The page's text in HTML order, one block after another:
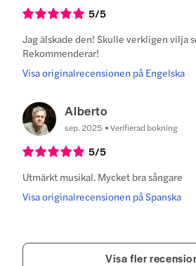
5/5
Jag älskade den! Skulle verkligen vilja
Rekommenderar!
Visa originalrecensionen på Engelska
Alberto
sep. 2025 Verifierad bokning
5/5
Utmärkt musikal. Mycket bra sångare
Visa originalrecensionen på Spanska
Visa fler